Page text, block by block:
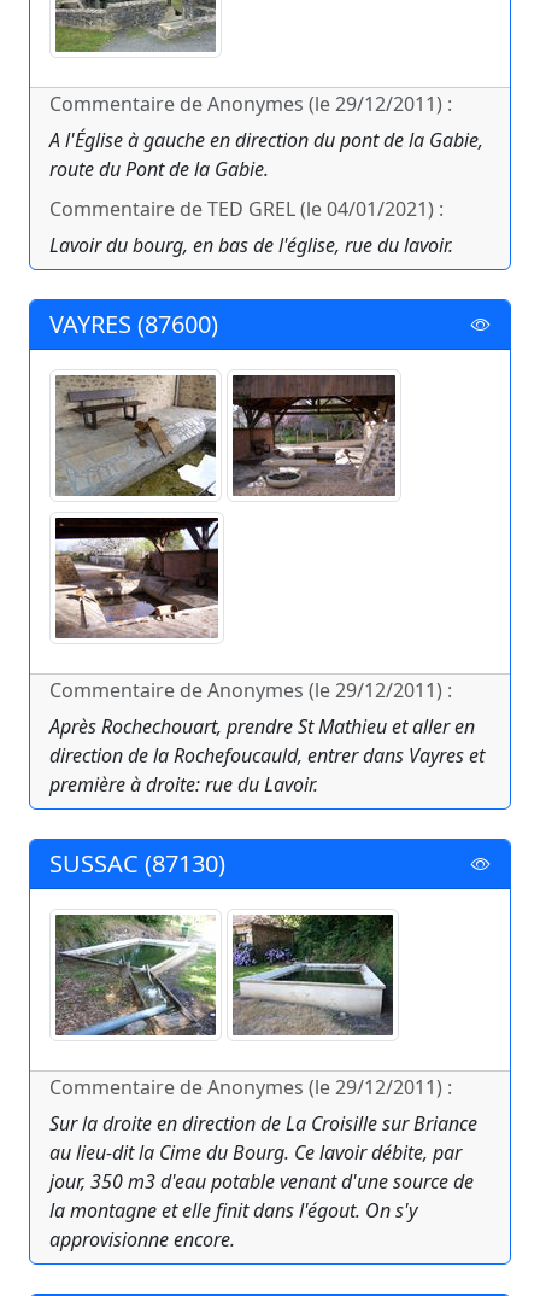
Commentaire de Anonymes (le 29/12/2011) :
A l'Église à gauche en direction du pont de la Gabie,
route du Pont de la Gabie.
Commentaire de TED GREL (le 04/01/2021) :
Lavoir du bourg, en bas de l'église, rue du lavoir.
VAYRES (87600)
Commentaire de Anonymes (le 29/12/2011) :
Après Rochechouart, prendre St Mathieu et aller en
direction de la Rochefoucauld, entrer dans Vayres et
première à droite: rue du Lavoir.
SUSSAC (87130)
Commentaire de Anonymes (le 29/12/2011) :
Sur la droite en direction de La Croisille sur Briance
au lieu-dit la Cime du Bourg. Ce lavoir débite, par
jour, 350 m3 d'eau potable venant d'une source de
la montagne et elle finit dans l'égout. On s'y
approvisionne encore.